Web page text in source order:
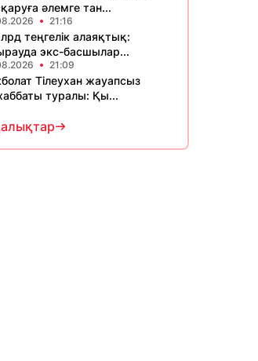
әлемге тан...
21:16
теңгелік алаяқтық:
экс-басшылар...
21:09
Тілеухан жауапсыз
туралы: Қы...